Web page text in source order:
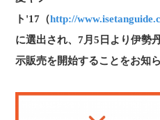
ト'17（http://
に選出され、7月5日より伊勢
示販売を開始することをお知